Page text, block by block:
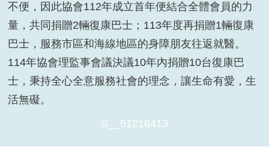
S__51216416_0
不便，因此協會112年成立首年便結合全體會員的力
量，共同捐贈2輛復康巴士； 113年度再捐贈1輛復康
巴士，服務市區和海線地區的身障朋友往返就醫。
114年協會理監事會議決議10年內捐贈10台復康巴
士，秉持全心全意服務社會的理念，讓生命有愛，生
活無礙。